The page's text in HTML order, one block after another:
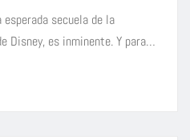
secuela de la
Disney, es inminente. Y para…